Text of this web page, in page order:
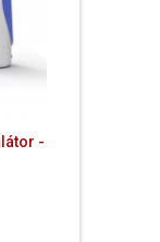
-